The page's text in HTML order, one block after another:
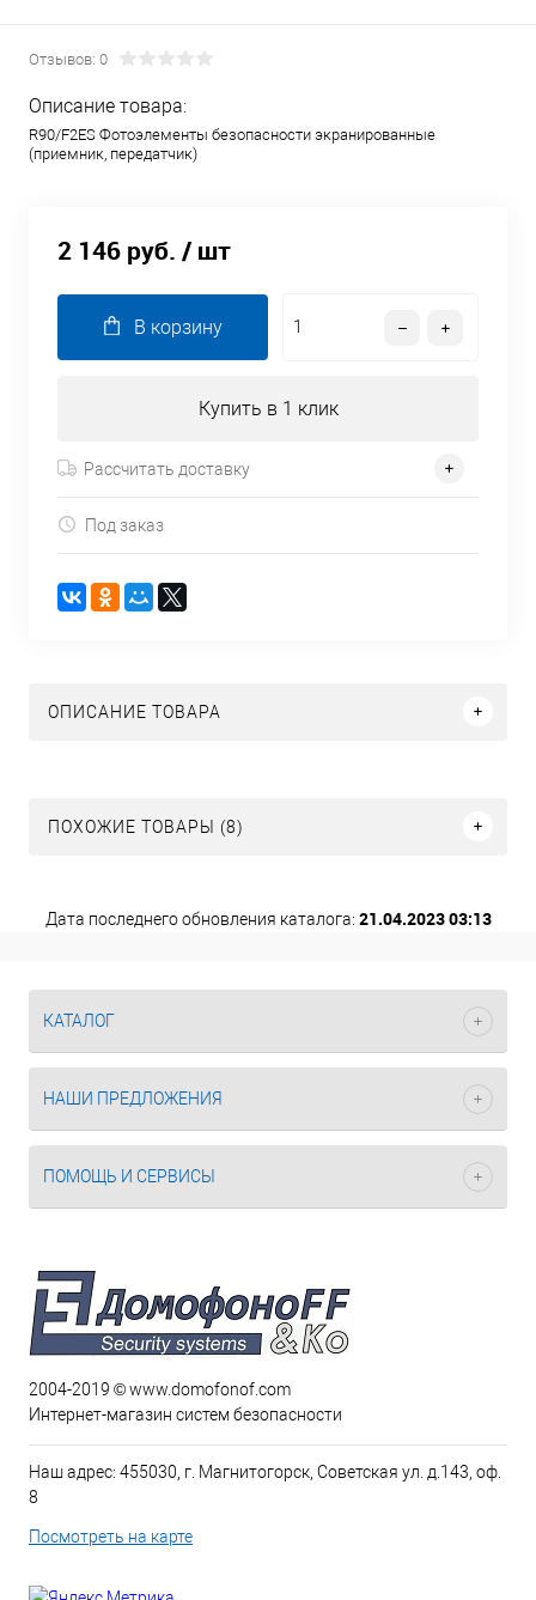
Отзывов: 0
Описание товара:
R90/F2ES Фотоэлементы безопасности экранированные
(приемник, передатчик)
2 146 руб. / шт
В корзину
Купить в 1 клик
Рассчитать доставку
Под заказ
ОПИСАНИЕ ТОВАРА
ПОХОЖИЕ ТОВАРЫ (8)
Дата последнего обновления каталога: 21.04.2023 03:13
КАТАЛОГ
НАШИ ПРЕДЛОЖЕНИЯ
ПОМОЩЬ И СЕРВИСЫ
2004-2019 © www.domofonof.com
Интернет-магазин систем безопасности
Наш адрес: 455030, г. Магнитогорск, Советская ул. д.143, оф.
8
Посмотреть на карте